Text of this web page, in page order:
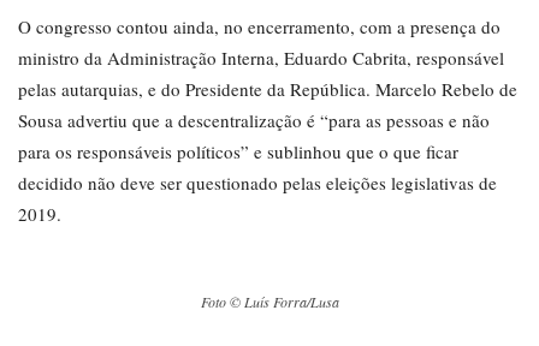
O congresso contou ainda, no encerramento, com a presença do
ministro da Administração Interna, Eduardo Cabrita, responsável
pelas autarquias, e do Presidente da República. Marcelo Rebelo de
Sousa advertiu que a descentralização é “para as pessoas e não
para os responsáveis políticos” e sublinhou que o que ficar
decidido não deve ser questionado pelas eleições legislativas de
2019.
Foto © Luís Forra/Lusa